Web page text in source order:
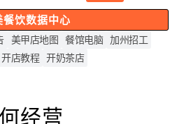
餐饮数据中心
美甲店地图 餐馆电脑
加州招工
开店教程 开奶茶店
经营